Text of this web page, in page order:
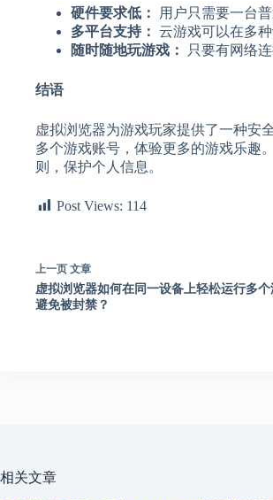
硬件要求低：
用户只需要一台
多平台支持： 云游戏可以在多
随时随地玩游戏：
只要有网络
结语
虚拟浏览器为游戏玩家提供了一种安
多个游戏账号，体验更多的游戏乐趣
则，保护个人信息。
Post Views: 114
上一页 文章
虚拟浏览器如何在同一设备上轻松运行多个
避免被封禁？
相关文章